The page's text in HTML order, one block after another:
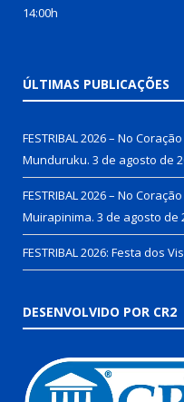
14:00h
ÚLTIMAS PUBLICAÇÕES
FESTRIBAL 2026 – No
Munduruku. 3 de agosto de
FESTRIBAL 2026 – No
Muirapinima. 3 de agosto de
FESTRIBAL 2026: Festa dos
DESENVOLVIDO POR CR2